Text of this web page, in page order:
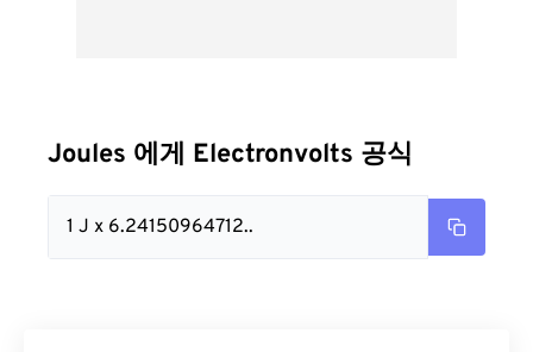
Joules 에게 Electronvolts 공식
1 J x 6.24150964712..